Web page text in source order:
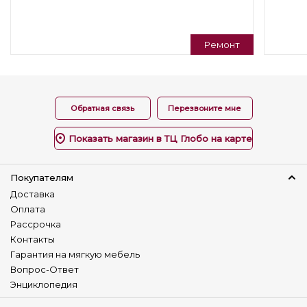
Ремонт
Обратная связь Перезвоните мне
Показать магазин в ТЦ Глобо на карте
Покупателям
Доставка
Оплата
Рассрочка
Контакты
Гарантия на мягкую мебель
Вопрос-Ответ
Энциклопедия